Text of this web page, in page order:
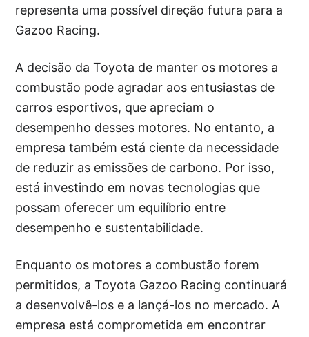
representa uma possível direção futura para a
Gazoo Racing.
A decisão da Toyota de manter os motores a
combustão pode agradar aos entusiastas de
carros esportivos, que apreciam o
desempenho desses motores. No entanto, a
empresa também está ciente da necessidade
de reduzir as emissões de carbono. Por isso,
está investindo em novas tecnologias que
possam oferecer um equilíbrio entre
desempenho e sustentabilidade.
Enquanto os motores a combustão forem
permitidos, a Toyota Gazoo Racing continuará
a desenvolvê-los e a lançá-los no mercado. A
empresa está comprometida em encontrar